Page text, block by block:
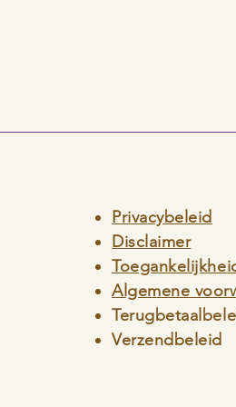
Privacybeleid
Disclaimer
Algemene
Verzendbeleid